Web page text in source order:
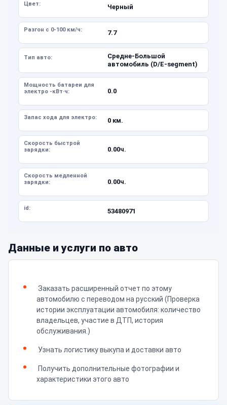
Цвет: Черный
Разгон с 0-100 км/ч: 7.7
Тип авто:
Средне-Большой
автомобиль (D/E-segment)
Мощность батареи для
электро -кВт·ч:
0.0
Запас хода для электро: 0 км.
Скорость быстрой
зарядки:
0.00ч.
Скорость медленной
зарядки:
0.00ч.
id: 53480971
Данные и услуги по авто
Заказать расширенный отчет по этому
автомобилю с переводом на русский (Проверка
истории эксплуатации автомобиля: количество
владельцев, участие в ДТП, история
обслуживания.)
Узнать логистику выкупа и доставки авто
Получить дополнительные фотографии и
характеристики этого авто